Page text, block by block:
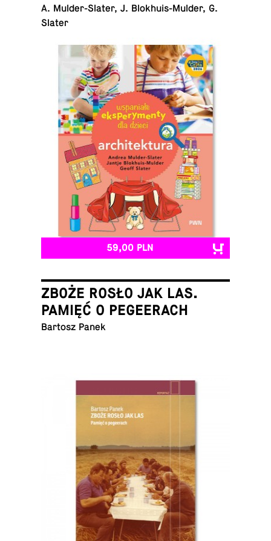
A. Mul­der-Sla­ter, J. Blo­khu­is-Mul­der, G.
Slater
59,00 PLN
ZBOŻE ROSŁO JAK LAS.
PAMIĘĆ O PEGEERACH
Bartosz Panek